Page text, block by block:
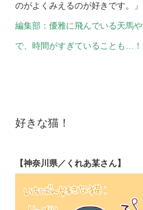
のがよくみえるのが好きです。」
編集部：優雅に飛んでいる天馬
で、時間がすぎていることも…！
好きな猫！
【神奈川県／くれあ某さん】